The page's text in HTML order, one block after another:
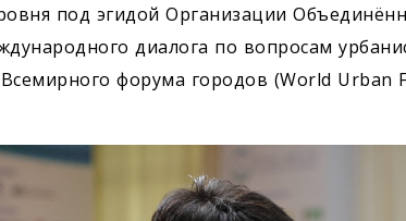
под эгидой Организации
диалога по вопросам
форума городов (World Urban